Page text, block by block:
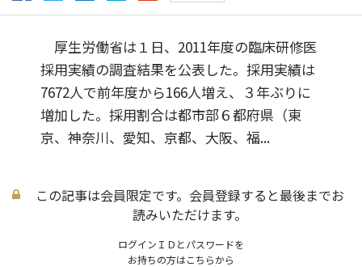
厚生労働省は１日、2011年度の臨床研修医
採用実績の調査結果を公表した。採用実績は
7672人で前年度から166人増え、３年ぶりに
増加した。採用割合は都市部６都府県（東
京、神奈川、愛知、京都、大阪、福...
この記事は会員限定です。会員登録すると最後までお
読みいただけます。
ログインＩＤとパスワードを
お持ちの方はこちらから